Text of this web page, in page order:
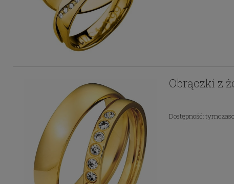
Obrączki z
Dostępność: